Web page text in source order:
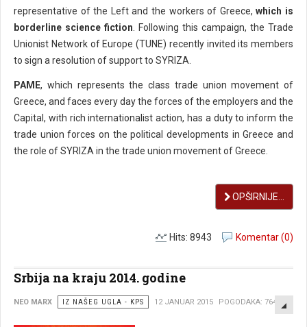
representative of the Left and the workers of Greece,which is
borderline science fiction . Following this campaign, the Trade
Unionist Network of Europe (TUNE) recently invited its members
to sign a resolution of support to SYRIZA.
PAME, which represents the class trade union movement of
Greece, and faces every day the forces of the employers and the
Capital, with rich internationalist action, has a duty to inform the
trade union forces on the political developments in Greece and
the role of SYRIZA in the trade union movement of Greece.
OPŠIRNIJE...
Komentar (0)
Hits: 8943
Srbija na kraju 2014. godine
NEO MARX IZ NAŠEG UGLA - KPS 12 JANUAR 2015 POGODAKA: 7645